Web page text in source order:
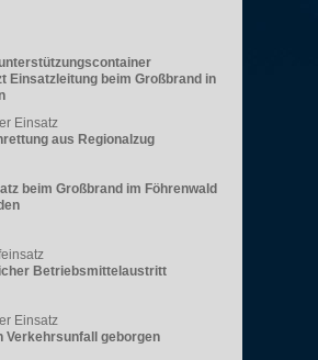
Einsatzleitung beim Großbrand in
Einsatz
aus Regionalzug
beim Großbrand im Föhrenwald
Betriebsmittelaustritt
Einsatz
Verkehrsunfall geborgen